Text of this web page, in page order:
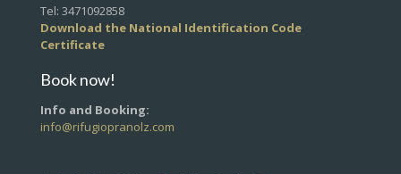
Tel: 3471092858
Download the National Identification Code
Certificate
Book now!
Info and Booking:
info@rifugiopranolz.com